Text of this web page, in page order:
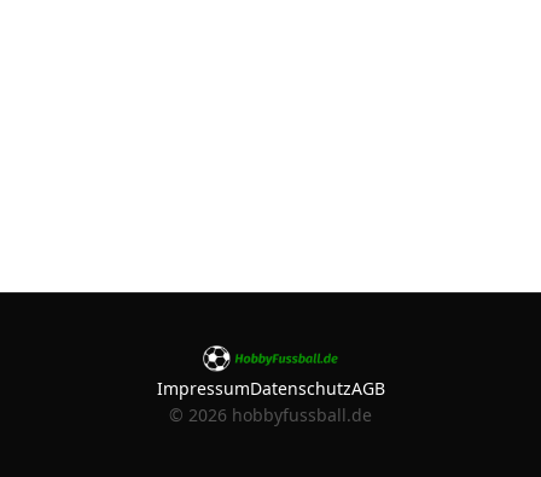
ImpressumDatenschutzAGB
© 2026 hobbyfussball.de